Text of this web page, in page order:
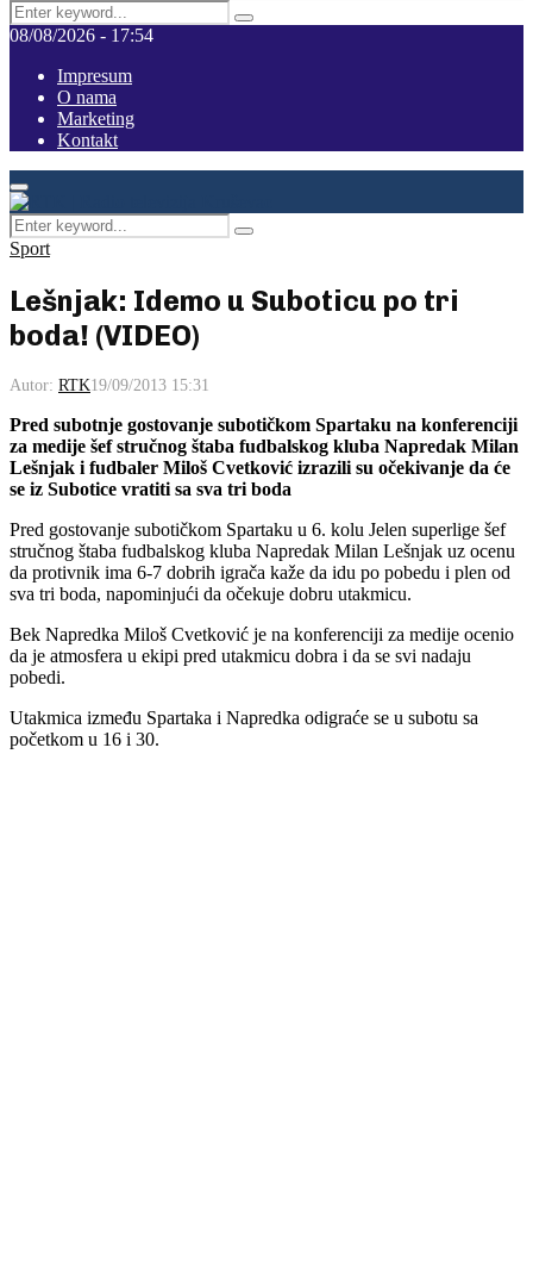
Search
for:
Pretraga
08/08/2026 - 17:54
Impresum
O nama
Marketing
Kontakt
Facebook
Instagram
Youtube
Primary
Menu
Search
for:
Pretraga
Sport
Lešnjak: Idemo u Suboticu po tri
boda! (VIDEO)
Autor: RTK19/09/2013 15:31
Pred subotnje gostovanje subotičkom Spartaku na konferenciji
za medije šef stručnog štaba fudbalskog kluba Napredak Milan
Lešnjak i fudbaler Miloš Cvetković izrazili su očekivanje da će
se iz Subotice vratiti sa sva tri boda
Pred gostovanje subotičkom Spartaku u 6. kolu Jelen superlige šef
stručnog štaba fudbalskog kluba Napredak Milan Lešnjak uz ocenu
da protivnik ima 6-7 dobrih igrača kaže da idu po pobedu i plen od
sva tri boda, napominjući da očekuje dobru utakmicu.
Bek Napredka Miloš Cvetković je na konferenciji za medije ocenio
da je atmosfera u ekipi pred utakmicu dobra i da se svi nadaju
pobedi.
Utakmica između Spartaka i Napredka odigraće se u subotu sa
početkom u 16 i 30.